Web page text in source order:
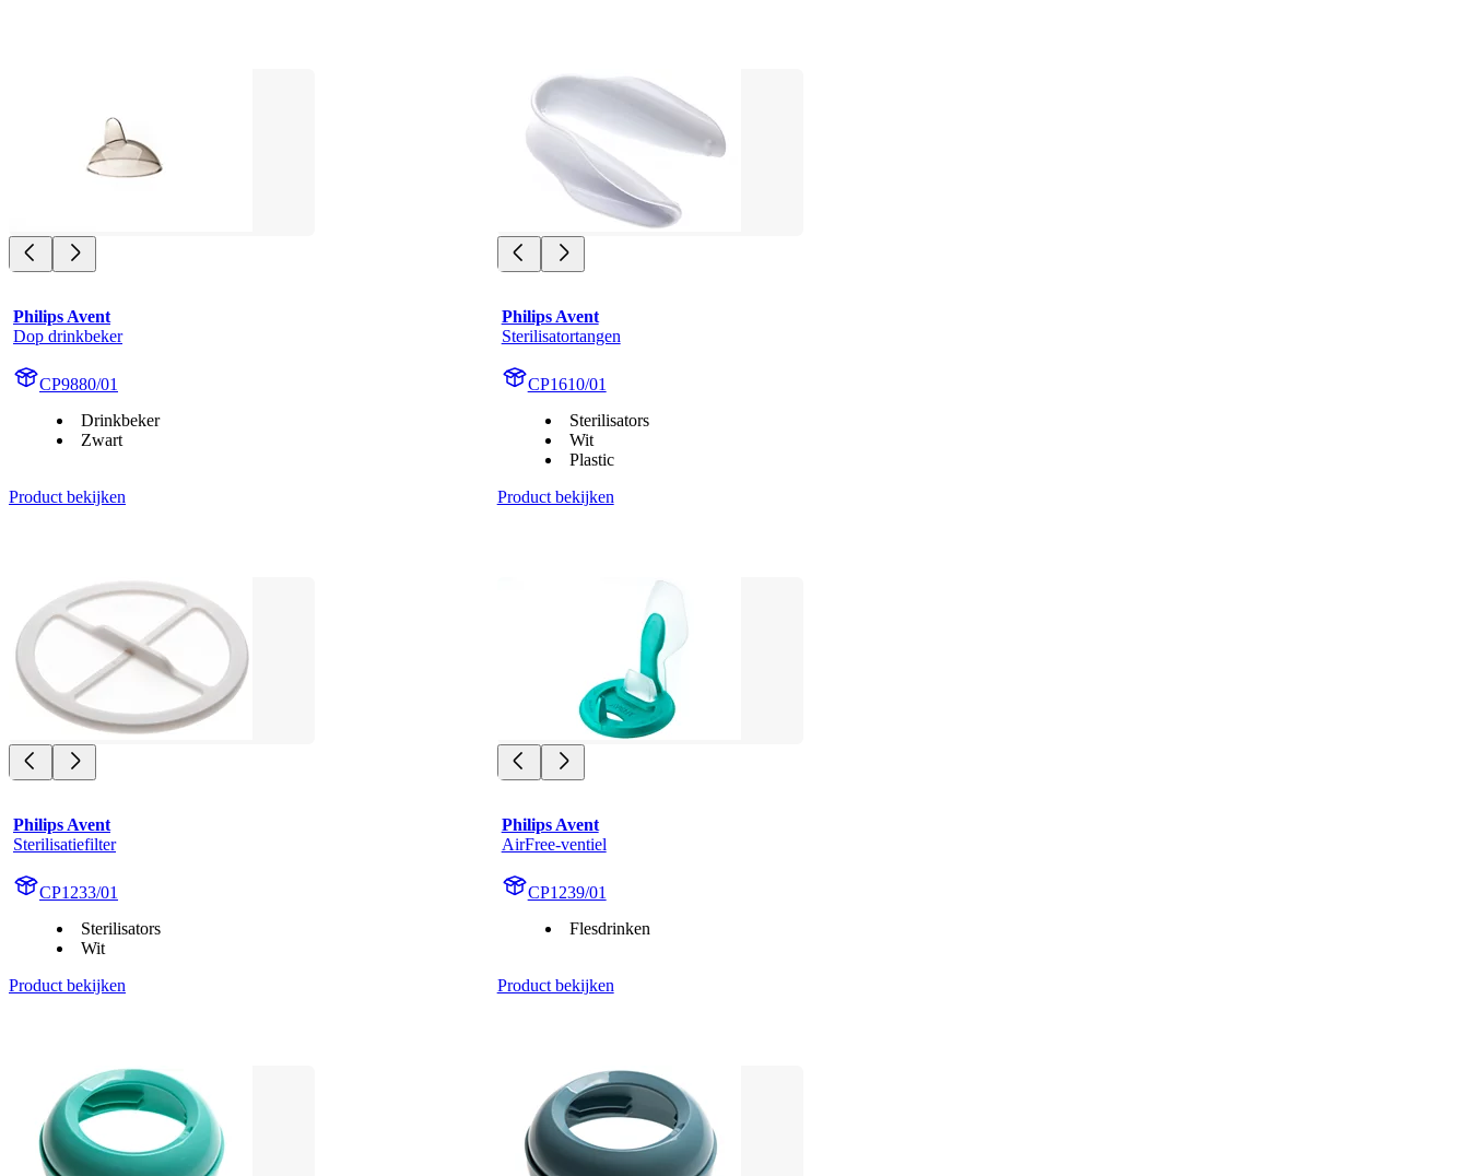
Philips Avent
Dop drinkbeker
CP9880/01
Drinkbeker
Zwart
Product bekijken
Philips Avent
Sterilisatortangen
CP1610/01
Sterilisators
Wit
Plastic
Product bekijken
Philips Avent
Sterilisatiefilter
CP1233/01
Sterilisators
Wit
Product bekijken
Philips Avent
AirFree-ventiel
CP1239/01
Flesdrinken
Product bekijken